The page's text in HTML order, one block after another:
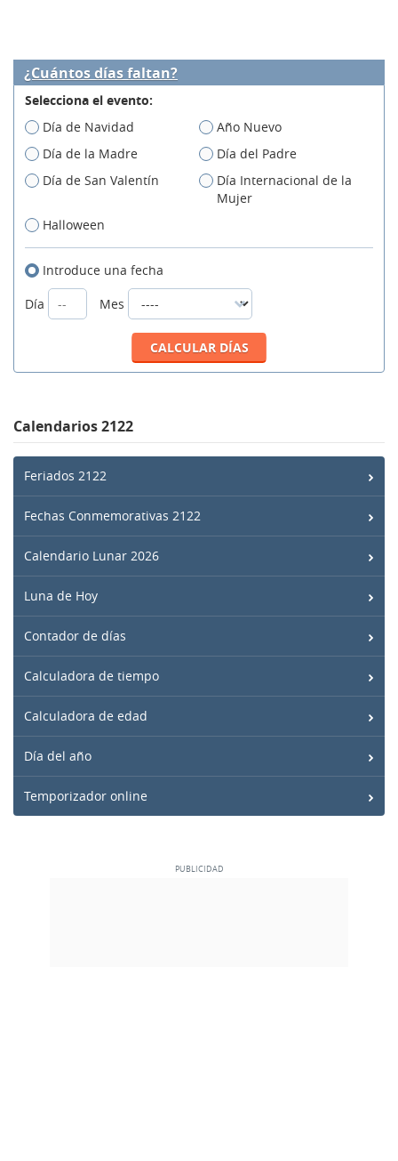
¿Cuántos días faltan?
Selecciona el evento:
Día de Navidad
Año Nuevo
Día de la Madre
Día del Padre
Día de San Valentín
Día Internacional de la
Mujer
Halloween
Introduce una fecha
Día
Mes
Calendarios 2122
Feriados 2122
Fechas Conmemorativas 2122
Calendario Lunar 2026
Luna de Hoy
Contador de días
Calculadora de tiempo
Calculadora de edad
Día del año
Temporizador online